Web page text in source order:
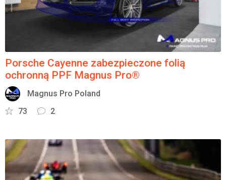
Porsche Cayenne zabezpieczone folią
ochronną PPF Magnus Pro®
Magnus Pro Poland
73
2